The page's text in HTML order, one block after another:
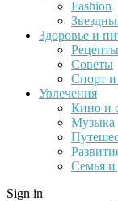
Fashion
Здоровье и
Рецепты
Советы
Спорт и
Увлечения
Кино и
Музыка
Семья
Sign in